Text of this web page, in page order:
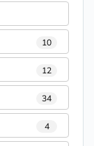
10
12
34
4